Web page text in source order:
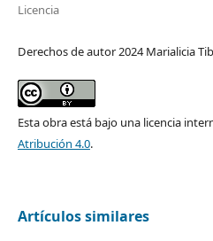
Licencia
Derechos de autor 2024 Marialicia
Esta obra está bajo una licencia
Atribución 4.0.
Artículos similares